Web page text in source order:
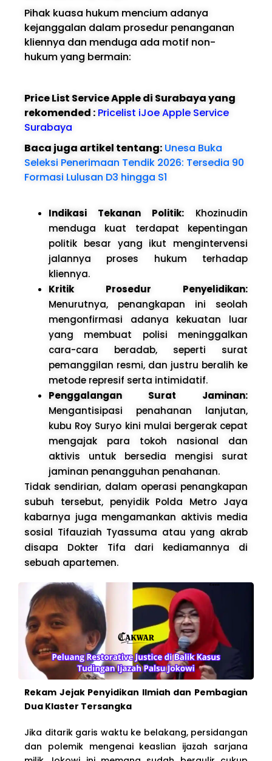
Pihak kuasa hukum mencium adanya
kejanggalan dalam prosedur penanganan
kliennya dan menduga ada motif non-
hukum yang bermain:
Price List Service Apple di Surabaya yang
rekomended : Pricelist iJoe Apple Service
Surabaya
Baca juga artikel tentang: Unesa Buka
Seleksi Penerimaan Tendik 2026: Tersedia 90
Formasi Lulusan D3 hingga S1
Indikasi Tekanan Politik: Khozinudin
menduga kuat terdapat kepentingan
politik besar yang ikut mengintervensi
jalannya proses hukum terhadap
kliennya.
Kritik Prosedur Penyelidikan:
Menurutnya, penangkapan ini seolah
mengonfirmasi adanya kekuatan luar
yang membuat polisi meninggalkan
cara-cara beradab, seperti surat
pemanggilan resmi, dan justru beralih ke
metode represif serta intimidatif.
Penggalangan Surat Jaminan:
Mengantisipasi penahanan lanjutan,
kubu Roy Suryo kini mulai bergerak cepat
mengajak para tokoh nasional dan
aktivis untuk bersedia mengisi surat
jaminan penangguhan penahanan.
Tidak sendirian, dalam operasi penangkapan
subuh tersebut, penyidik Polda Metro Jaya
kabarnya juga mengamankan aktivis media
sosial Tifauziah Tyassuma atau yang akrab
disapa Dokter Tifa dari kediamannya di
sebuah apartemen.
Rekam Jejak Penyidikan Ilmiah dan Pembagian
Dua Klaster Tersangka
Jika ditarik garis waktu ke belakang, persidangan
dan polemik mengenai keaslian ijazah sarjana